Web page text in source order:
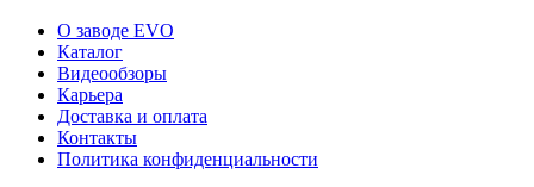
О заводе EVO
Каталог
Видеообзоры
Карьера
Доставка и оплата
Контакты
Политика конфиденциальности